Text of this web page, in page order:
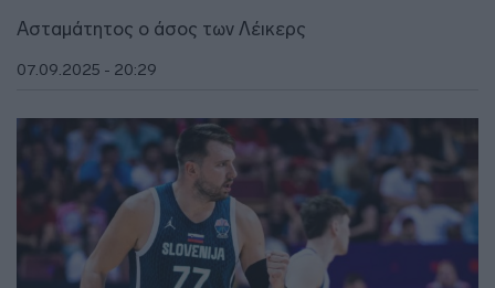
Ασταμάτητος ο άσος των Λέικερς
07.09.2025 - 20:29